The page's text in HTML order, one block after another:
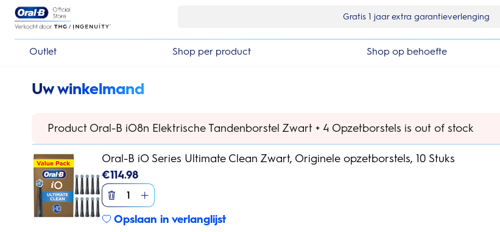
Gratis 1 jaar extra garantieverlenging
Outlet Shop per product Shop op behoefte
Uw winkelmand
Product Oral-B iO8n Elektrische Tandenborstel Zwart + 4 Opzetborstels is out of stock
Oral-B iO Series Ultimate Clean Zwart, Originele opzetborstels, 10 Stuks
€114.98
1
Opslaan in verlanglijst